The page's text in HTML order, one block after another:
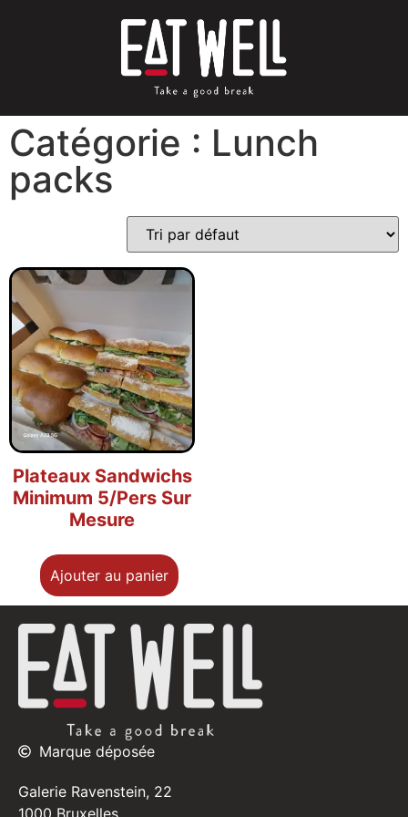
Catégorie : Lunch
packs
Plateaux Sandwichs
Minimum 5/Pers Sur
Mesure
Ajouter au panier
Marque déposée
Galerie Ravenstein, 22
1000 Bruxelles